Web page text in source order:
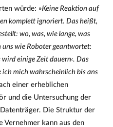
würde: »Keine Reaktion auf
komplett ignoriert. Das heißt,
wo, was, wie lange, was
uns wie Roboter geantwortet:
wird einige Zeit dauern‹. Das
ich mich wahrscheinlich bis ans
einer erheblichen
und die Untersuchung der
Die Struktur der
kann aus den